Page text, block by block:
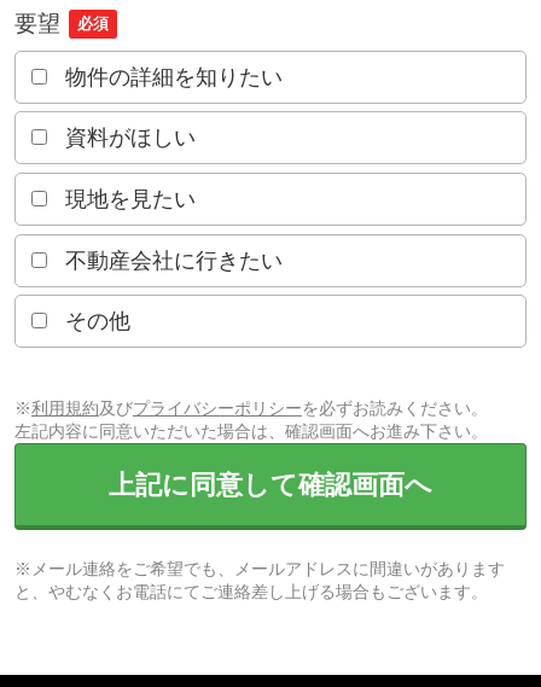
要望 必須
物件の詳細を知りたい
資料がほしい
現地を見たい
不動産会社に行きたい
その他
※利用規約及びプライバシーポリシーを必ずお読みください。
左記内容に同意いただいた場合は、確認画面へお進み下さい。
上記に同意して確認画面へ
※メール連絡をご希望でも、メールアドレスに間違いがあります
と、やむなくお電話にてご連絡差し上げる場合もございます。